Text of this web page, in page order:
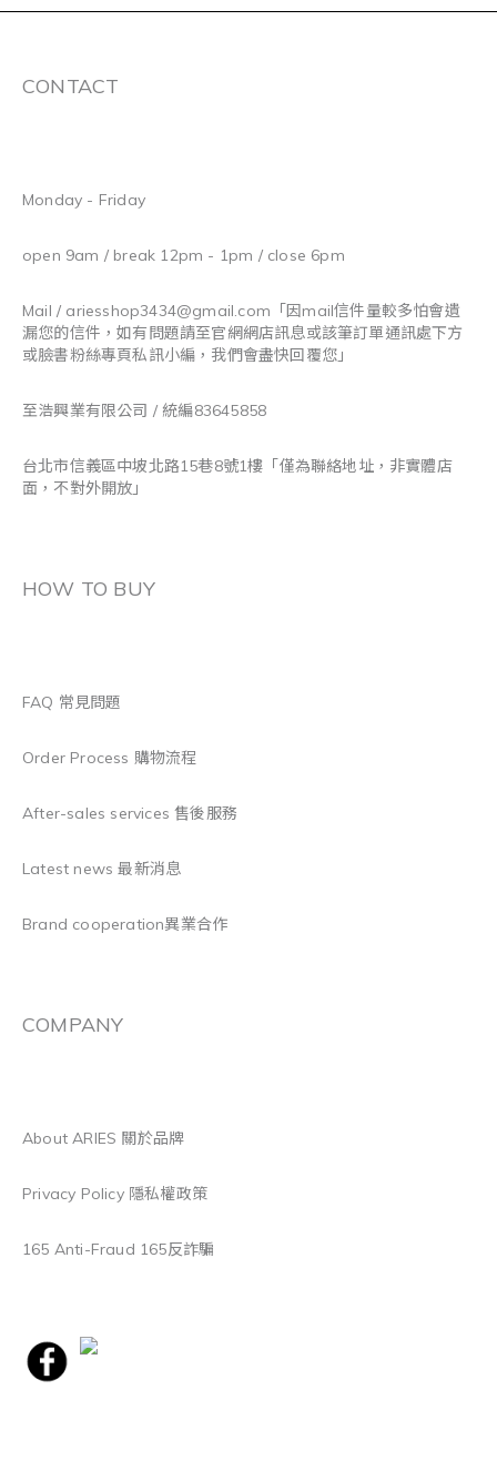
CONTACT
Monday - Friday
open 9am / break 12pm - 1pm / close 6pm
Mail / ariesshop3434@gmail.com 「因mail信件量較多怕會遺
漏您的信件，如有問題請至官網網店訊息或該筆訂單通訊處下方
或臉書粉絲專頁私訊小編，我們會盡快回覆您」
至浩興業有限公司 / 統編83645858
台北市信義區中坡北路15巷8號1樓「僅為聯絡地址，非實體店
面，不對外開放」
HOW TO BUY
FAQ 常見問題
Order Process 購物流程
After-sales services 售後服務
Latest news 最新消息
Brand cooperation異業合作
COMPANY
About ARIES 關於品牌
Privacy Policy 隱私權政策
165 Anti-Fraud 165反詐騙